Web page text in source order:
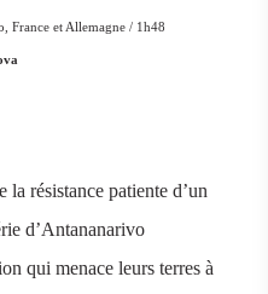
France et Allemagne / 1h48
résistance patiente d’un
d’Antananarivo
qui menace leurs terres à